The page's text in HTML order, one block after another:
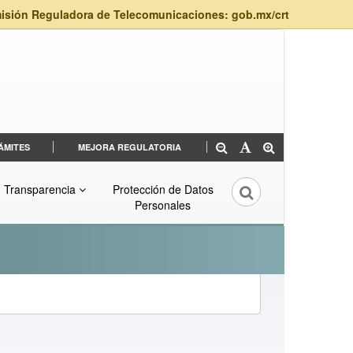
Reguladora de Telecomunicaciones: gob.mx/crt
MEJORA REGULATORIA
Transparencia
Protección de Datos
Personales